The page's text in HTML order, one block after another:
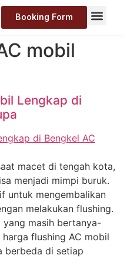
Booking Form
mobil
Lengkap di
macet di tengah kota,
menjadi mimpi buruk.
untuk mengembalikan
melakukan flushing.
yang masih bertanya-
flushing AC mobil
berbeda di setiap